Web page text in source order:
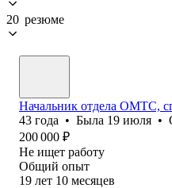
20 резюме
Начальник отдела ОМТС,
43 года • Была 19 июля •
200 000 ₽
Не ищет работу
Общий опыт
19 лет 10 месяцев